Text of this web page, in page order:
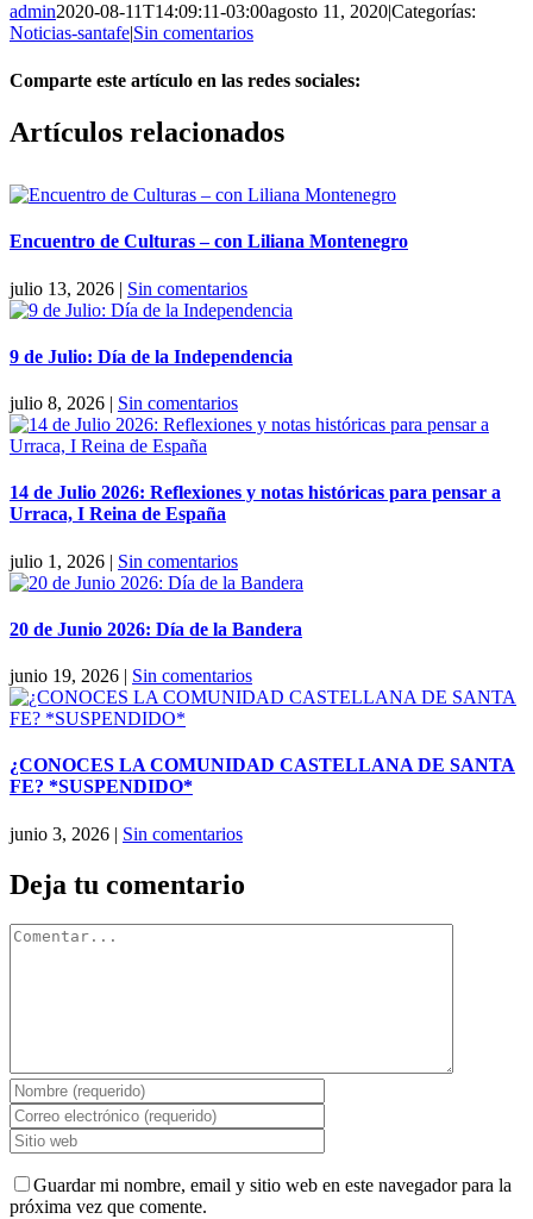
admin2020-08-11T14:09:11-03:00agosto 11, 2020|Categorías:
Noticias-santafe|Sin comentarios
Comparte este artículo en las redes sociales:
Facebook
X
Reddit
LinkedIn
Pinterest
Vk
Artículos relacionados
Encuentro de Culturas – con Liliana Montenegro
julio 13, 2026 | Sin comentarios
9 de Julio: Día de la Independencia
julio 8, 2026 | Sin comentarios
14 de Julio 2026: Reflexiones y notas históricas para pensar a
Urraca, I Reina de España
julio 1, 2026 | Sin comentarios
20 de Junio 2026: Día de la Bandera
junio 19, 2026 | Sin comentarios
¿CONOCES LA COMUNIDAD CASTELLANA DE SANTA
FE? *SUSPENDIDO*
junio 3, 2026 | Sin comentarios
Deja tu comentario
Comentar
Guardar mi nombre, email y sitio web en este navegador para la
próxima vez que comente.